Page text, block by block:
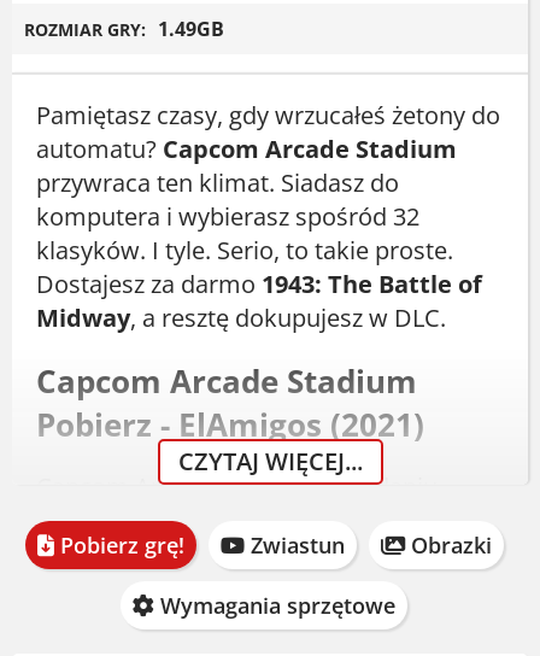
ROZMIAR GRY: 1.49GB
Pamiętasz czasy, gdy wrzucałeś żetony do
automatu? Capcom Arcade Stadium
przywraca ten klimat. Siadasz do
komputera i wybierasz spośród 32
klasyków. I tyle. Serio, to takie proste.
Dostajesz za darmo 1943: The Battle of
Midway, a resztę dokupujesz w DLC.
Capcom Arcade Stadium
Pobierz - ElAmigos (2021)
Capcom Arcade Stadium w wydaniu
ElAmigos, data premiery 25 maja 2021
roku. Rozmiar archiwum to 1.49 GB. Gra
jest już spakowana z crackiem od Codex –
po instalacji odpalasz i grasz.
CZYTAJ WIĘCEJ...
Pobierz grę! Zwiastun Obrazki
Wymagania sprzętowe